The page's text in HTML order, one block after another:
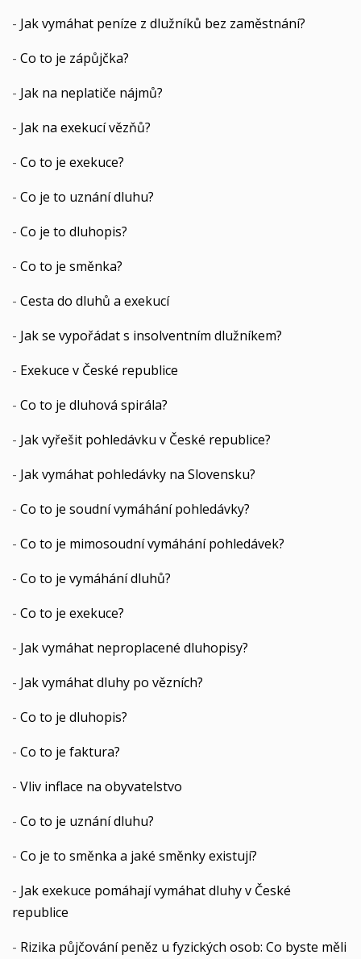
- Jak vymáhat peníze z dlužníků bez zaměstnání?
- Co to je zápůjčka?
- Jak na neplatiče nájmů?
- Jak na exekucí vězňů?
- Co to je exekuce?
- Co je to uznání dluhu?
- Co je to dluhopis?
- Co to je směnka?
- Cesta do dluhů a exekucí
- Jak se vypořádat s insolventním dlužníkem?
- Exekuce v České republice
- Co to je dluhová spirála?
- Jak vyřešit pohledávku v České republice?
- Jak vymáhat pohledávky na Slovensku?
- Co to je soudní vymáhání pohledávky?
- Co to je mimosoudní vymáhání pohledávek?
- Co to je vymáhání dluhů?
- Co to je exekuce?
- Jak vymáhat neproplacené dluhopisy?
- Jak vymáhat dluhy po vězních?
- Co to je dluhopis?
- Co to je faktura?
- Vliv inflace na obyvatelstvo
- Co to je uznání dluhu?
- Co je to směnka a jaké směnky existují?
- Jak exekuce pomáhají vymáhat dluhy v České
republice
- Rizika půjčování peněz u fyzických osob: Co byste měli